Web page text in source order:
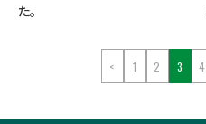
た。
< 1 2 3 4